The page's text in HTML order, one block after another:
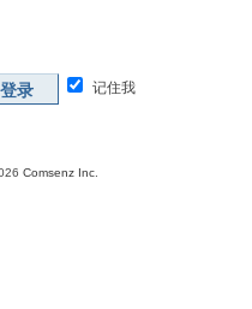
登录 记住我
Comsenz Inc